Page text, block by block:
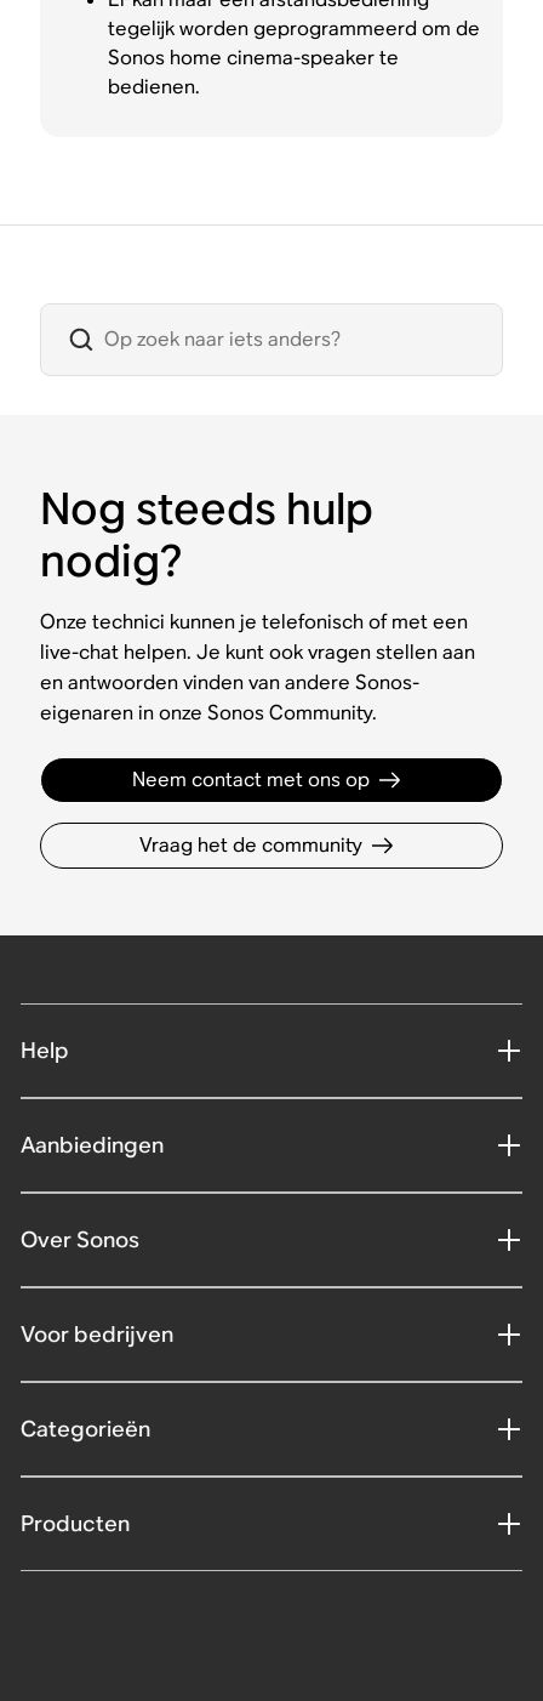
tegelijk worden geprogrammeerd om de
Sonos home cinema-speaker te
bedienen.
Nog steeds hulp
nodig?
Onze technici kunnen je telefonisch of met een
live-chat helpen. Je kunt ook vragen stellen aan
en antwoorden vinden van andere Sonos-
eigenaren in onze Sonos Community.
Neem contact met ons op
Vraag het de community
Help
Aanbiedingen
Over Sonos
Voor bedrijven
Categorieën
Producten